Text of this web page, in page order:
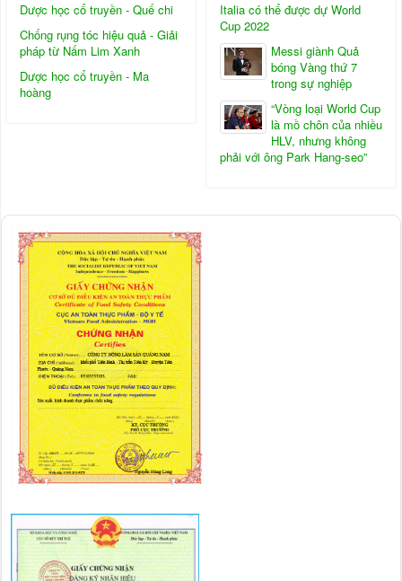
Dược học cổ truyền - Quế chi
Chống rụng tóc hiệu quả - Giải
pháp từ Nấm Lim Xanh
Dược học cổ truyền - Ma
hoàng
Italia có thể được dự World
Cup 2022
Messi giành Quả
bóng Vàng thứ 7
trong sự nghiệp
“Vòng loại World Cup
là mồ chôn của nhiều
HLV, nhưng không
phải với ông Park Hang-seo”